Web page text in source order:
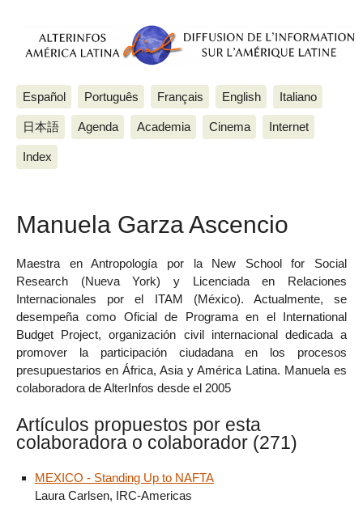
Español Português Français English Italiano
日本語 Agenda Academia Cinema Internet
Index
Manuela Garza Ascencio
Maestra en Antropología por la New School for Social
Research (Nueva York) y Licenciada en Relaciones
Internacionales por el ITAM (México). Actualmente, se
desempeña como Oficial de Programa en el International
Budget Project, organización civil internacional dedicada a
promover la participación ciudadana en los procesos
presupuestarios en África, Asia y América Latina. Manuela es
colaboradora de AlterInfos desde el 2005
Artículos propuestos por esta
colaboradora o colaborador (271)
MEXICO - Standing Up to NAFTA
Laura Carlsen, IRC-Americas